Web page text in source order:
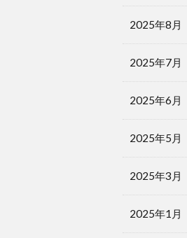
2025年8月
2025年7月
2025年6月
2025年5月
2025年3月
2025年1月